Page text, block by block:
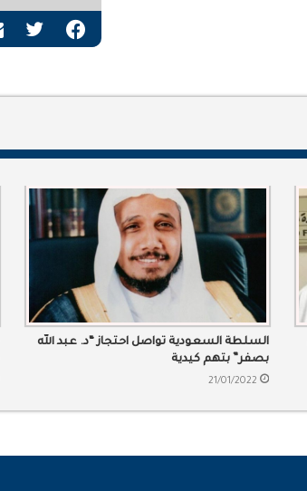
فيسبوك تويتر
السلطة السعودية تواصل احتجاز “د. عبد الله
بصفر” بتهم كيدية
21/01/2022